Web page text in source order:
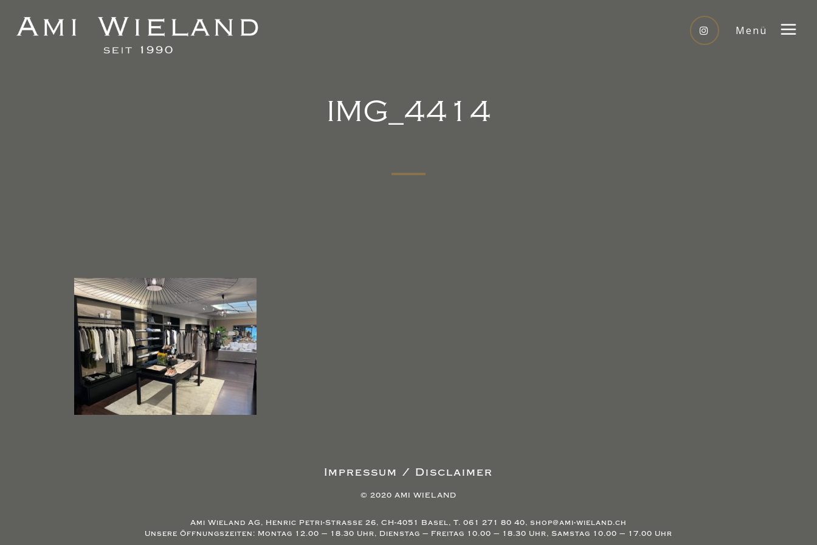
IMG_4414
Impressum / Disclaimer
© 2020 AMI WIELAND
Ami Wieland AG, Henric Petri-Strasse 26, CH-4051 Basel, T. 061 271 80 40, shop@ami-wieland.ch
Unsere Öffnungszeiten: Montag 12.00 – 18.30 Uhr, Dienstag – Freitag 10.00 – 18.30 Uhr, Samstag 10.00 – 17.00 Uhr